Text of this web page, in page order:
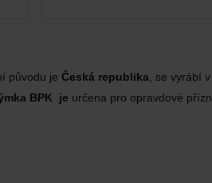
původu je Česká republika , se vyrábí
BPK je určena pro opravdové